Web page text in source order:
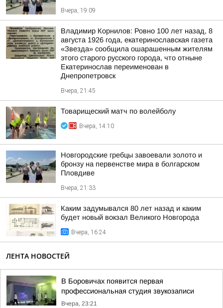
Вчера, 19:09
Владимир Корнилов: Ровно 100 лет назад, 8
августа 1926 года, екатеринославская газета
«Звезда» сообщила ошарашенным жителям
этого старого русского города, что отныне
Екатеринослав переименован в
Днепропетровск
Вчера, 21:45
Товарищеский матч по волейболу
Вчера, 14:10
Новгородские гребцы завоевали золото и
бронзу на первенстве мира в болгарском
Пловдиве
Вчера, 21:33
Каким задумывался 80 лет назад и каким
будет новый вокзал Великого Новгорода
Вчера, 16:24
ЛЕНТА НОВОСТЕЙ
В Боровичах появится первая
профессиональная студия звукозаписи
Вчера, 23:21